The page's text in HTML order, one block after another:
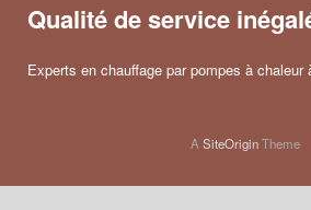
Qualité de service
Experts en chauffage par pompes à chaleur
ASiteOriginTheme